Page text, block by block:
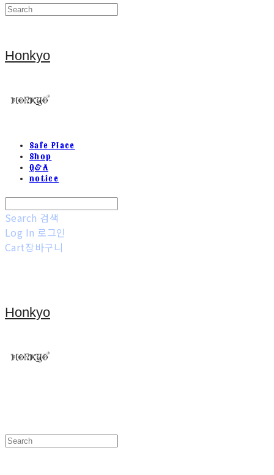
Honkyo
Safe Place
Shop
Q&A
notice
Search 검색
Log In 로그인
Cart장바구니
Honkyo